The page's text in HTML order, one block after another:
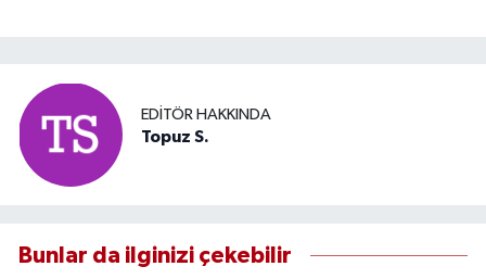
EDITÖR HAKKINDA
Topuz S.
Bunlar da ilginizi çekebilir